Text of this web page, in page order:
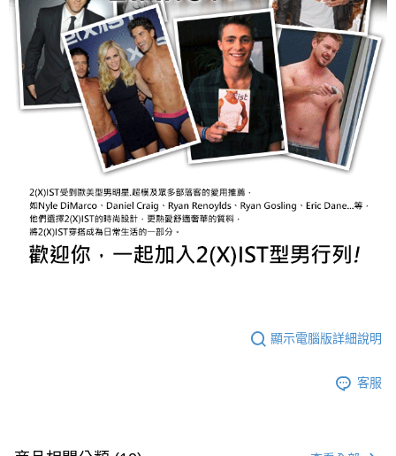
顯示電腦版詳細說明
客服